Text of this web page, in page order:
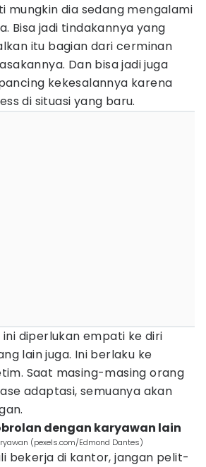
mungkin dia sedang mengalami
Bisa jadi tindakannya yang
itu bagian dari cerminan
Dan bisa jadi juga
kekesalannya karena
di situasi yang baru.
diperlukan empati ke diri
lain juga. Ini berlaku ke
Saat masing-masing orang
adaptasi, semuanya akan
dengan karyawan lain
(pexels.com/Edmond Dantes)
bekerja di kantor, jangan pelit-